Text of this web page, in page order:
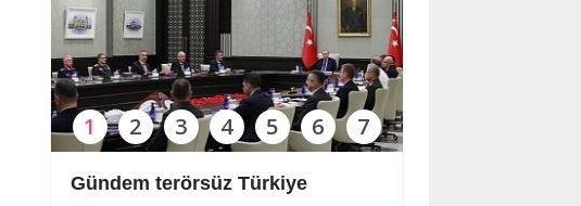
Gündem terörsüz Türkiye
1 2 3 4 5 6 7